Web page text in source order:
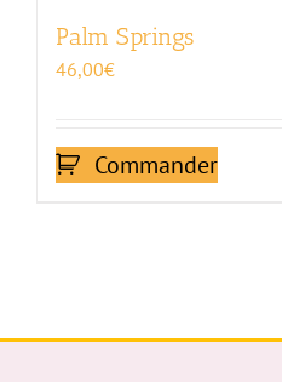
Palm Springs
46,00€
Commander